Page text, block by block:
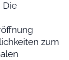
Die
zum